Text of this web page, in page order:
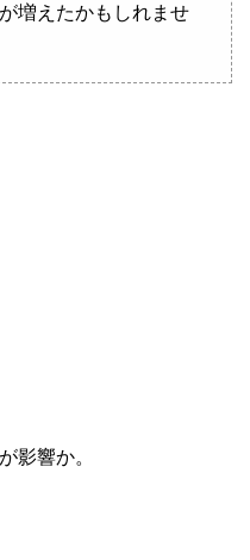
増えたかもしれませ
影響か。